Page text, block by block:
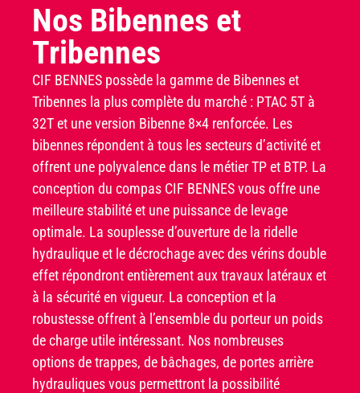
Nos Bibennes et
Tribennes
CIF BENNES possède la gamme de Bibennes et
Tribennes la plus complète du marché : PTAC 5T à
32T et une version Bibenne 8×4 renforcée. Les
bibennes répondent à tous les secteurs d’activité et
offrent une polyvalence dans le métier TP et BTP. La
conception du compas CIF BENNES vous offre une
meilleure stabilité et une puissance de levage
optimale. La souplesse d’ouverture de la ridelle
hydraulique et le décrochage avec des vérins double
effet répondront entièrement aux travaux latéraux et
à la sécurité en vigueur. La conception et la
robustesse offrent à l’ensemble du porteur un poids
de charge utile intéressant. Nos nombreuses
options de trappes, de bâchages, de portes arrière
hydrauliques vous permettront la possibilité